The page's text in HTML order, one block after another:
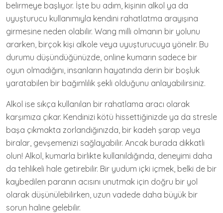
belirmeye başlıyor. İşte bu adım, kişinin alkol ya da
uyuşturucu kullanımıyla kendini rahatlatma arayışına
girmesine neden olabilir. Wang milli olmanın bir yolunu
ararken, birçok kişi alkole veya uyuşturucuya yönelir. Bu
durumu düşündüğünüzde, online kumarın sadece bir
oyun olmadığını, insanların hayatında derin bir boşluk
yaratabilen bir bağımlılık şekli olduğunu anlayabilirsiniz.
Alkol ise sıkça kullanılan bir rahatlama aracı olarak
karşımıza çıkar. Kendinizi kötü hissettiğinizde ya da stresle
başa çıkmakta zorlandığınızda, bir kadeh şarap veya
biralar, gevşemenizi sağlayabilir. Ancak burada dikkatli
olun! Alkol, kumarla birlikte kullanıldığında, deneyimi daha
da tehlikeli hale getirebilir. Bir yudum içki içmek, belki de bir
kaybedilen paranın acısını unutmak için doğru bir yol
olarak düşünülebilirken, uzun vadede daha büyük bir
sorun haline gelebilir.